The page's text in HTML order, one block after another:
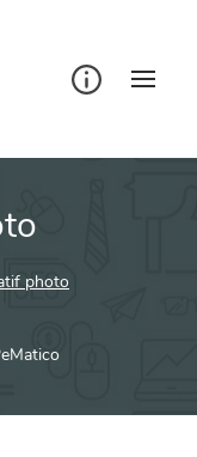
photo